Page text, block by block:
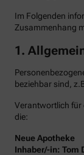
Im Folgenden
Zusammenhang
1.
beziehbar sind,
Verantwortlich für
die:
Neue Apotheke
Inhaber/-in: Tom